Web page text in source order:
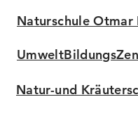
Naturschule Otmar
Natur-und